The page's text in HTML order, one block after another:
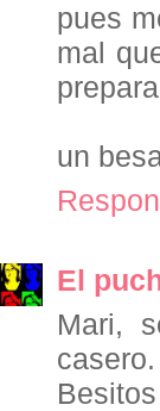
pues
mal
un
El
Mari,
casero.
Besitos